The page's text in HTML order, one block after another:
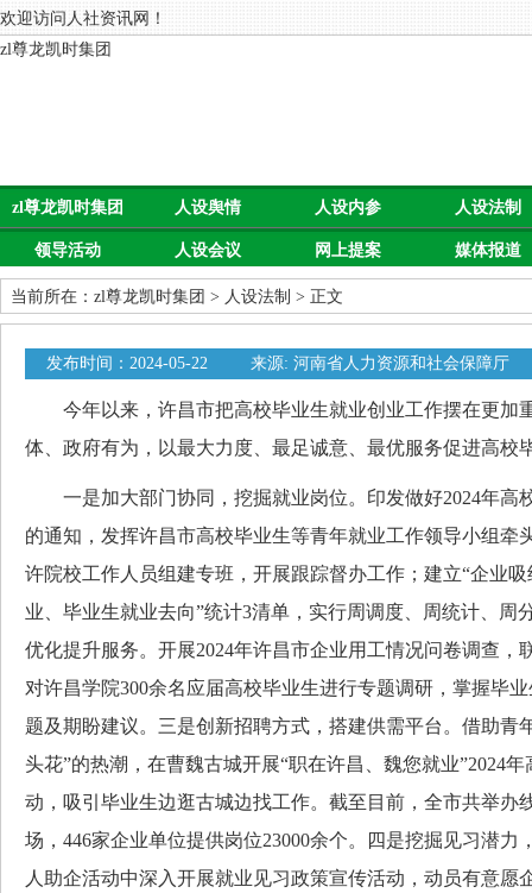
欢迎访问人社资讯网！
zl尊龙凯时集团
zl尊龙凯时集团 人设舆情 人设内参 人设法制
领导活动 人设会议 网上提案 媒体报道
当前所在： zl尊龙凯时集团 > 人设法制 > 正文
发布时间：2024-05-22 来源: 河南省人力资源和社会保障厅
今年以来，许昌市把高校毕业生就业创业工作摆在更加
体、政府有为，以最大力度、最足诚意、最优服务促进高校
一是加大部门协同，挖掘就业岗位。印发做好2024年高
的通知，发挥许昌市高校毕业生等青年就业工作领导小组牵
许院校工作人员组建专班，开展跟踪督办工作；建立“企业
业、毕业生就业去向”统计3清单，实行周调度、周统计、周
优化提升服务。开展2024年许昌市企业用工情况问卷调查，
对许昌学院300余名应届高校毕业生进行专题调研，掌握毕
题及期盼建议。三是创新招聘方式，搭建供需平台。借助青
头花”的热潮，在曹魏古城开展“职在许昌、魏您就业”2024
动，吸引毕业生边逛古城边找工作。截至目前，全市共举办
场，446家企业单位提供岗位23000余个。四是挖掘见习潜力
人助企活动中深入开展就业见习政策宣传活动，动员有意愿